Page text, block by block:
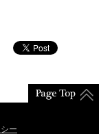
ー